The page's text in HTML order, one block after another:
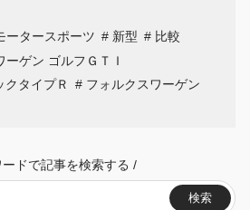
ータースポーツ 新型
比較
ゲン ゴルフＧＴＩ
タイプＲ
フォルクスワーゲン
ードで記事を検索する /
検索